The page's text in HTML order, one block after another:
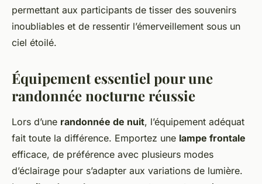
permettant aux participants de tisser des souvenirs
inoubliables et de ressentir l’émerveillement sous un
ciel étoilé.
Équipement essentiel pour une
randonnée nocturne réussie
Lors d’une randonnée de nuit, l’équipement adéquat
fait toute la différence. Emportez une lampe frontale
efficace, de préférence avec plusieurs modes
d’éclairage pour s’adapter aux variations de lumière.